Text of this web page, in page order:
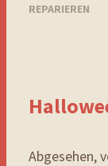
REPARIEREN
Abgesehen,